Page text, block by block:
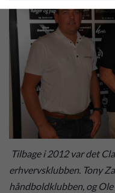
Tilbage i 2012 var det
erhvervsklubben. Tony
håndboldklubben, og